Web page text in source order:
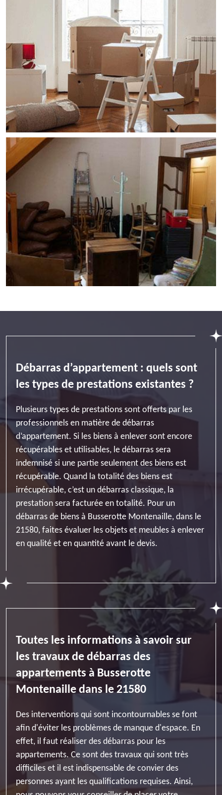
Débarras d’appartement : quels sont
les types de prestations existantes ?
Plusieurs types de prestations sont offerts par les
professionnels en matière de débarras
d’appartement. Si les biens à enlever sont encore
récupérables et utilisables, le débarras sera
indemnisé si une partie seulement des biens est
récupérable. Quand la totalité des biens est
irrécupérable, c’est un débarras classique, la
prestation sera facturée en totalité. Pour un
débarras de biens à Busserotte Montenaille, dans le
21580, faites évaluer les objets et meubles à enlever
en qualité et en quantité avant le devis.
Toutes les informations à savoir sur
les travaux de débarras des
appartements à Busserotte
Montenaille dans le 21580
Des interventions qui sont incontournables se font
afin d'éviter les problèmes de manque d'espace. En
effet, il faut réaliser des débarras pour les
appartements. Ce sont des travaux qui sont très
difficiles et il est indispensable de convier des
personnes ayant les qualifications requises. Ainsi,